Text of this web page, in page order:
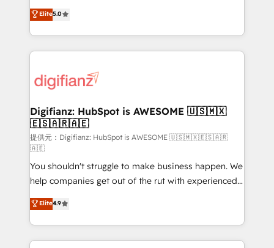
Ready for the next step? Click the 👈 '𝗖𝗼𝗻𝘁𝗮𝗰𝘁
𝗯𝘂𝘀𝗶𝗻𝗲𝘀𝘀' button to get in touch (𝘸𝘦'𝘳𝘦 𝘴𝘶𝘱𝘦𝘳
enable mid-market and enterprise clients to
maximise their return from digital and fuel their
growth. We modernise platforms, streamline
operations that are causing inefficiencies, improve
supercharge revenue operations Key services: • CRM
Transformation / Web Development • RevOps &
Sales Consulting • Marketing Automation What
makes us different? 🚀 Top 0.5% of global HubSpot
agencies ⚙️ The strongest technical ability and
integration capabilities 💼 Consultative, long-term
partners who will embed ourselves into your
business, processes and systems 🏢 We specialise in
working with mid-market and enterprise
organisations, global organisations and those with
complex use cases 🏆 CRM Implementation,
Elite5.0
Digifianz: HubSpot is AWESOME 🇺🇸🇲🇽
🇪🇸🇦🇷🇦🇪
提供元：Digifianz: HubSpot is AWESOME 🇺🇸🇲🇽🇪🇸🇦🇷
🇦🇪
You shouldn't struggle to make business happen. We
help companies get out of the rut with experienced,
process-oriented teams implementing HubSpot
Marketing, Sales, Service, CMS and Operations Hub,
so selling and actually engaging with your customers
feels easy and pain-free. We are a top ranked
Elite4.9